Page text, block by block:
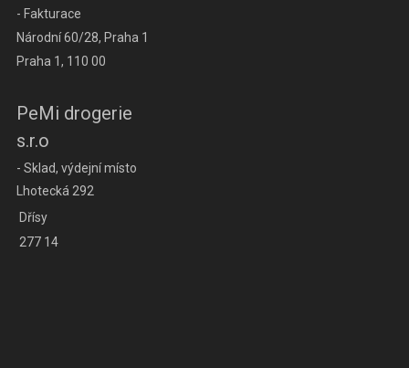
- Fakturace
Národní 60/28, Praha 1
Praha 1, 110 00
PeMi drogerie
s.r.o
- Sklad, výdejní místo
Lhotecká 292
Dřísy
277 14